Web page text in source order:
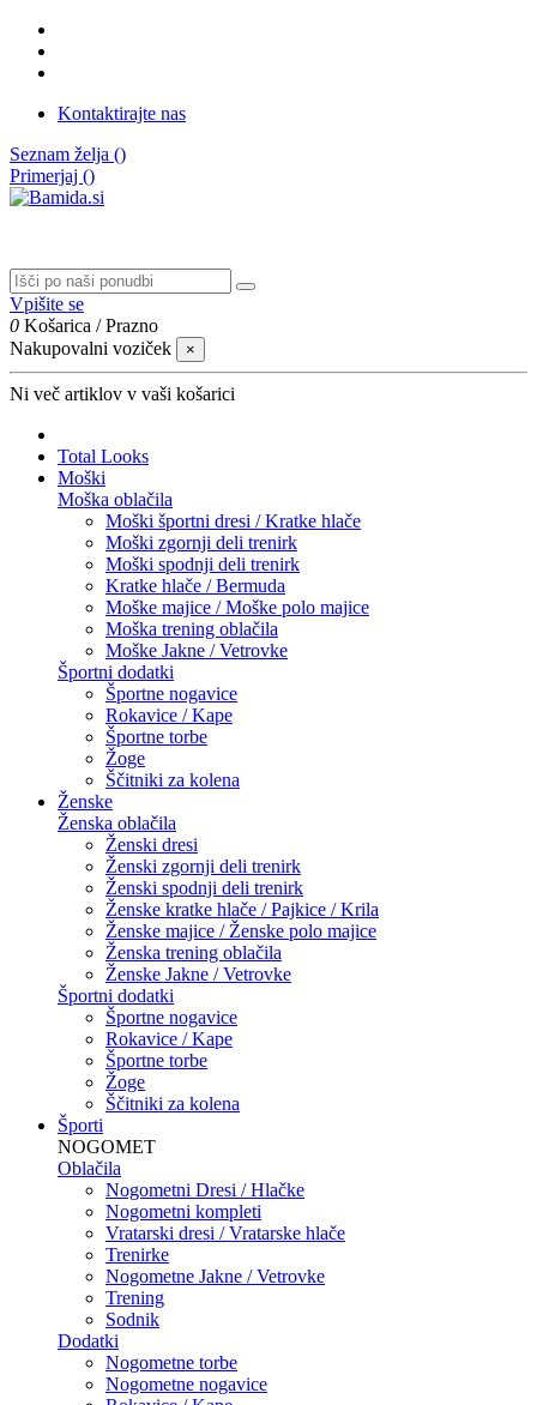
Kontaktirajte nas
Seznam želja ()
Primerjaj ()
Vpišite se
0 Košarica /Prazno
Nakupovalni voziček
×
Ni več artiklov v vaši košarici
Total Looks
Moški
Moška oblačila
Moški športni dresi / Kratke hlače
Moški zgornji deli trenirk
Moški spodnji deli trenirk
Kratke hlače / Bermuda
Moške majice / Moške polo majice
Moška trening oblačila
Moške Jakne / Vetrovke
Športni dodatki
Športne nogavice
Rokavice / Kape
Športne torbe
Žoge
Ščitniki za kolena
Ženske
Ženska oblačila
Ženski dresi
Ženski zgornji deli trenirk
Ženski spodnji deli trenirk
Ženske kratke hlače / Pajkice / Krila
Ženske majice / Ženske polo majice
Ženska trening oblačila
Ženske Jakne / Vetrovke
Športni dodatki
Športne nogavice
Rokavice / Kape
Športne torbe
Žoge
Ščitniki za kolena
Športi
NOGOMET
Oblačila
Nogometni Dresi / Hlačke
Nogometni kompleti
Vratarski dresi / Vratarske hlače
Trenirke
Nogometne Jakne / Vetrovke
Trening
Sodnik
Dodatki
Nogometne torbe
Nogometne nogavice